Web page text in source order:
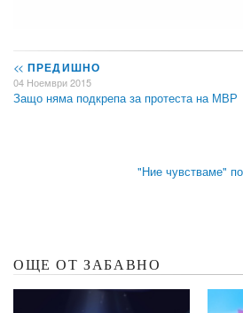
<< ПРЕДИШНО
04 Ноември 2015
Защо няма подкрепа за протеста на МВР
"Ние чувстваме"
ОЩЕ ОТ ЗАБАВНО